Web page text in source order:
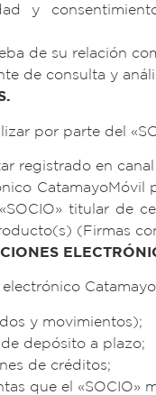
y
de su relación
de consulta y
por parte del
registrado en
titular de
(Firmas
y movimientos);
depósito a plazo;
de créditos;
que el «SOCIO»